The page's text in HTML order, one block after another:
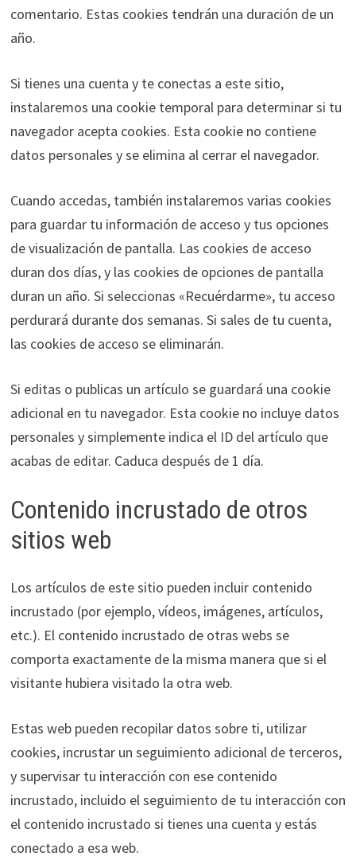
comentario. Estas cookies tendrán una duración de un
año.
Si tienes una cuenta y te conectas a este sitio,
instalaremos una cookie temporal para determinar si tu
navegador acepta cookies. Esta cookie no contiene
datos personales y se elimina al cerrar el navegador.
Cuando accedas, también instalaremos varias cookies
para guardar tu información de acceso y tus opciones
de visualización de pantalla. Las cookies de acceso
duran dos días, y las cookies de opciones de pantalla
duran un año. Si seleccionas «Recuérdarme», tu acceso
perdurará durante dos semanas. Si sales de tu cuenta,
las cookies de acceso se eliminarán.
Si editas o publicas un artículo se guardará una cookie
adicional en tu navegador. Esta cookie no incluye datos
personales y simplemente indica el ID del artículo que
acabas de editar. Caduca después de 1 día.
Contenido incrustado de otros
sitios web
Los artículos de este sitio pueden incluir contenido
incrustado (por ejemplo, vídeos, imágenes, artículos,
etc.). El contenido incrustado de otras webs se
comporta exactamente de la misma manera que si el
visitante hubiera visitado la otra web.
Estas web pueden recopilar datos sobre ti, utilizar
cookies, incrustar un seguimiento adicional de terceros,
y supervisar tu interacción con ese contenido
incrustado, incluido el seguimiento de tu interacción con
el contenido incrustado si tienes una cuenta y estás
conectado a esa web.